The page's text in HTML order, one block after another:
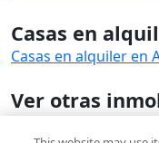
Casas en
Casas en alquiler en
Ver otras
Ver otras